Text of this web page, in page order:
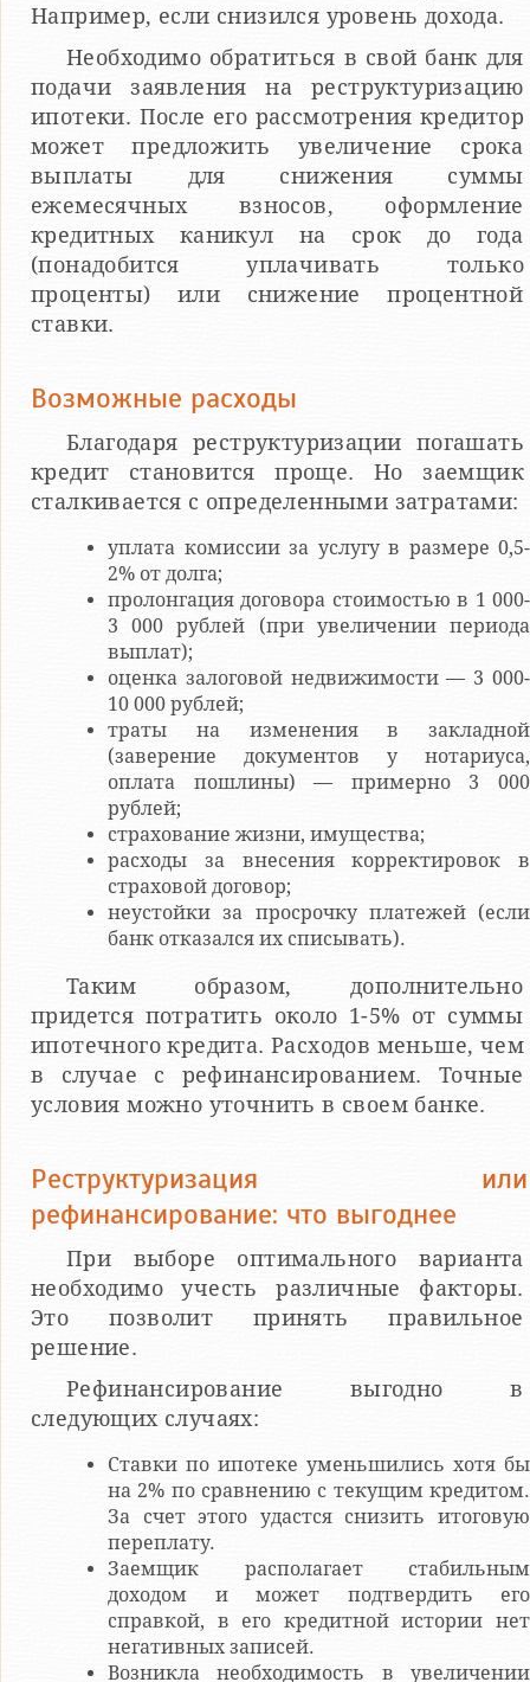
Например, если снизился уровень дохода.
Необходимо обратиться в свой банк для
подачи заявления на реструктуризацию
ипотеки. После его рассмотрения кредитор
может предложить увеличение срока
выплаты для снижения суммы
ежемесячных взносов, оформление
кредитных каникул на срок до года
(понадобится уплачивать только
проценты) или снижение процентной
ставки.
Возможные расходы
Благодаря реструктуризации погашать
кредит становится проще. Но заемщик
сталкивается с определенными затратами:
уплата комиссии за услугу в размере 0,5-
2% от долга;
пролонгация договора стоимостью в 1 000-
3 000 рублей (при увеличении периода
выплат);
оценка залоговой недвижимости — 3 000-
10 000 рублей;
траты на изменения в закладной
(заверение документов у нотариуса,
оплата пошлины) — примерно 3 000
рублей;
страхование жизни, имущества;
расходы за внесения корректировок в
страховой договор;
неустойки за просрочку платежей (если
банк отказался их списывать).
Таким образом, дополнительно
придется потратить около 1-5% от суммы
ипотечного кредита. Расходов меньше, чем
в случае с рефинансированием. Точные
условия можно уточнить в своем банке.
Реструктуризация или
рефинансирование: что выгоднее
При выборе оптимального варианта
необходимо учесть различные факторы.
Это позволит принять правильное
решение.
Рефинансирование выгодно в
следующих случаях:
Ставки по ипотеке уменьшились хотя бы
на 2% по сравнению с текущим кредитом.
За счет этого удастся снизить итоговую
переплату.
Заемщик располагает стабильным
доходом и может подтвердить его
справкой, в его кредитной истории нет
негативных записей.
Возникла необходимость в увеличении